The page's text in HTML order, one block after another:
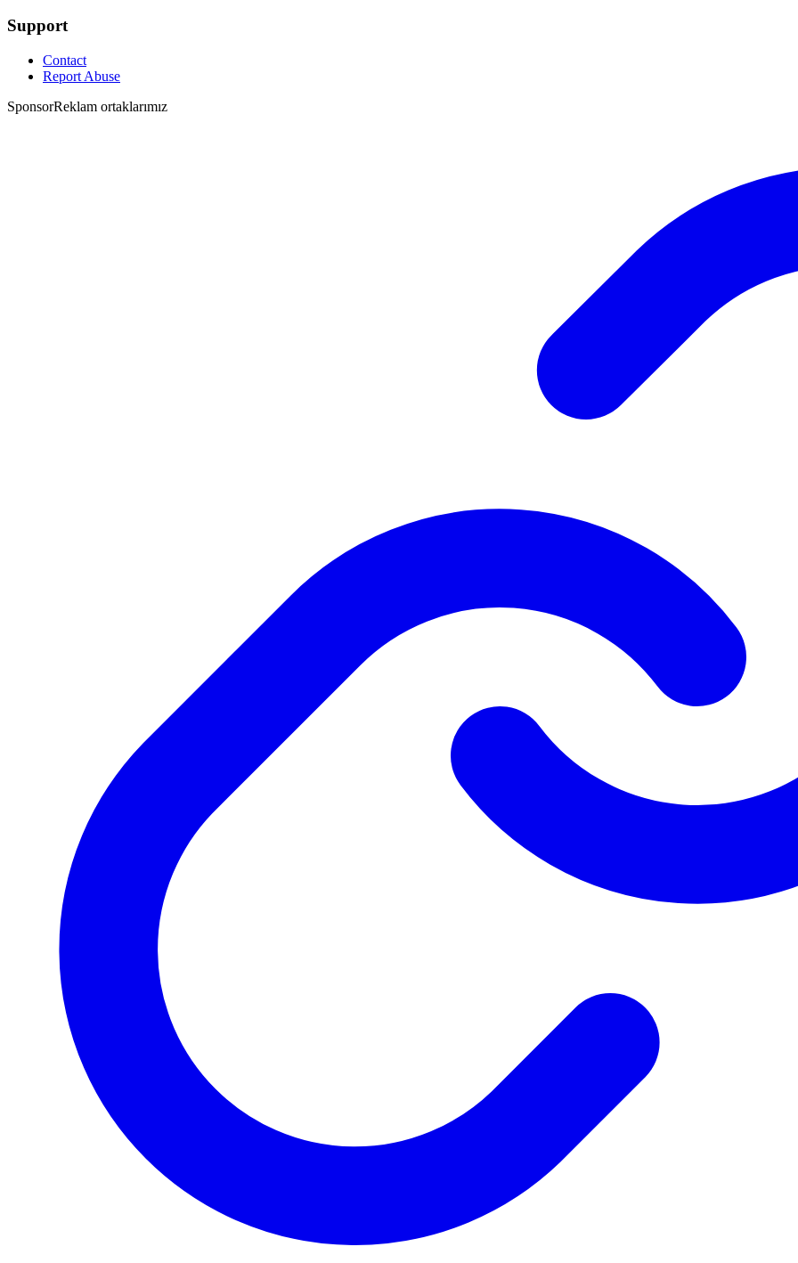
Support
Contact
Report Abuse
SponsorReklam ortaklarımız